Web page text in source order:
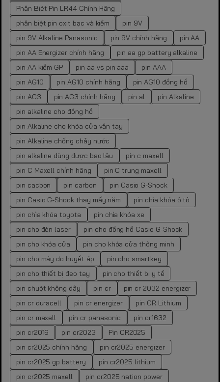
Phân Biệt Pin LR44 Chính Hãng
phân biệt pin oxit bạc và kiềm
pin 9V
pin 9V Alkaline Panasonic
pin 9V chính hãng
pin AA
pin AA Energizer chính hãng
pin aa gp battery alkaline
pin AA kiềm GP
pin aa vs pin aaa
pin AAA
pin AG10
pin AG10 chính hãng
pin AG10 đồng hồ
pin AG3
pin AG3 chính hãng pin al
pin Alkaline
pin alkaline cho đồng hồ
pin Alkaline cho khóa cửa vân tay
pin Alkaline chống chảy nước
pin alkaline dùng được bao lâu
pin c maxell
pin C Maxell chính hãng
pin C trung maxell
pin cacbon
pin carbon
pin Casio G-Shock
pin Casio G-Shock thay mấy năm
pin chìa khóa ô tô
pin chìa khóa toyota
pin chìa khóa xe
pin cho đèn laser
pin cho đồng hồ Casio G-Shock
pin cho khóa cửa
pin cho khóa cửa thông minh
pin cho máy đo huyết áp
pin cho smartkey
pin cho thiết bị đeo tay
pin cho thiết bị y tế
pin chuột không dây
pin cr
pin cr 2032 energizer
pin cr duracell
pin cr energizer
pin CR Lithium
pin cr maxell
pin cr panasonic
pin cr1632
pin cr2016
pin cr2023
Pin CR2025
pin cr2025 chính hãng
pin cr2025 energizer
pin cr2025 gp battery
pin cr2025 lithium
pin cr2025 maxell
pin cr2025 nation power